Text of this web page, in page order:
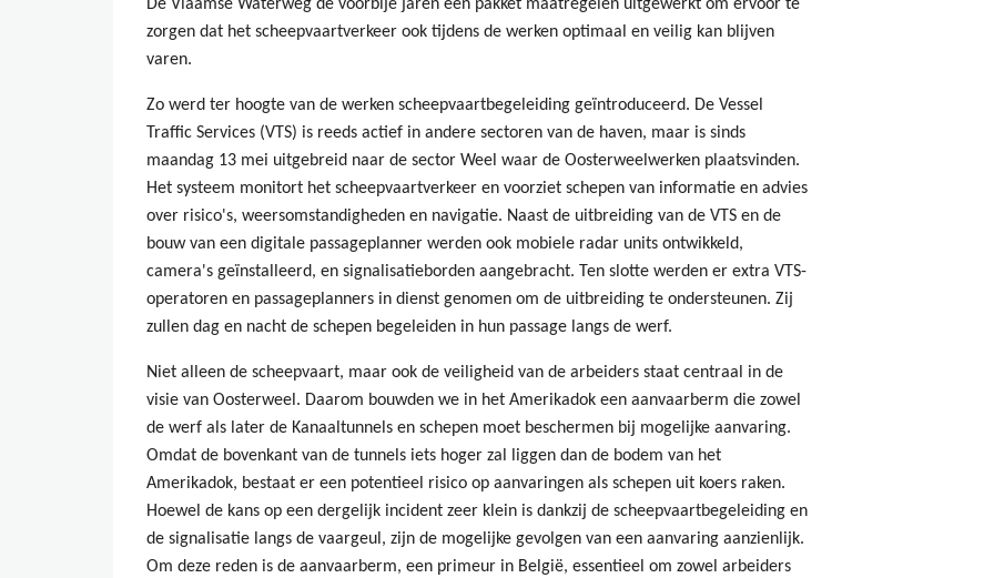
De Vlaamse Waterweg de voorbije jaren een pakket maatregelen uitgewerkt om ervoor te
zorgen dat het scheepvaartverkeer ook tijdens de werken optimaal en veilig kan blijven
varen.
Zo werd ter hoogte van de werken scheepvaartbegeleiding geïntroduceerd. De Vessel
Traffic Services (VTS) is reeds actief in andere sectoren van de haven, maar is sinds
maandag 13 mei uitgebreid naar de sector Weel waar de Oosterweelwerken plaatsvinden.
Het systeem monitort het scheepvaartverkeer en voorziet schepen van informatie en advies
over risico's, weersomstandigheden en navigatie. Naast de uitbreiding van de VTS en de
bouw van een digitale passageplanner werden ook mobiele radar units ontwikkeld,
camera's geïnstalleerd, en signalisatieborden aangebracht. Ten slotte werden er extra VTS-
operatoren en passageplanners in dienst genomen om de uitbreiding te ondersteunen. Zij
zullen dag en nacht de schepen begeleiden in hun passage langs de werf.
Niet alleen de scheepvaart, maar ook de veiligheid van de arbeiders staat centraal in de
visie van Oosterweel. Daarom bouwden we in het Amerikadok een aanvaarberm die zowel
de werf als later de Kanaaltunnels en schepen moet beschermen bij mogelijke aanvaring.
Omdat de bovenkant van de tunnels iets hoger zal liggen dan de bodem van het
Amerikadok, bestaat er een potentieel risico op aanvaringen als schepen uit koers raken.
Hoewel de kans op een dergelijk incident zeer klein is dankzij de scheepvaartbegeleiding en
de signalisatie langs de vaargeul, zijn de mogelijke gevolgen van een aanvaring aanzienlijk.
Om deze reden is de aanvaarberm, een primeur in België, essentieel om zowel arbeiders